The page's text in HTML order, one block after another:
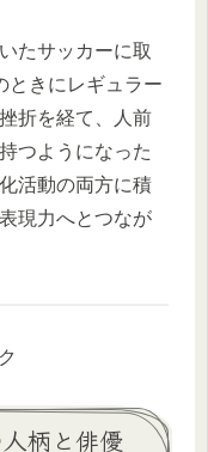
たサッカーに取
ときにレギュラー
折を経て、人前
つようになった
活動の両方に積
現力へとつなが
柄と俳優